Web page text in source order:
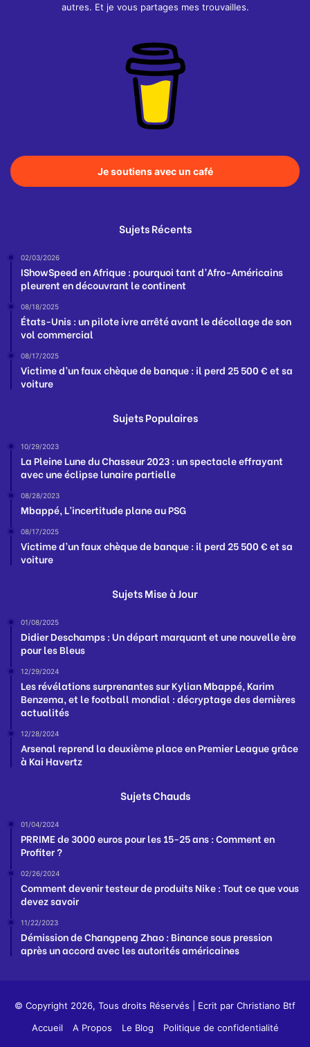
autres. Et je vous partages mes trouvailles.
Je soutiens avec un café
Sujets Récents
02/03/2026
IShowSpeed en Afrique : pourquoi tant d’Afro-Américains
pleurent en découvrant le continent
08/18/2025
États-Unis : un pilote ivre arrêté avant le décollage de son
vol commercial
08/17/2025
Victime d’un faux chèque de banque : il perd 25 500 € et sa
voiture
Sujets Populaires
10/29/2023
La Pleine Lune du Chasseur 2023 : un spectacle effrayant
avec une éclipse lunaire partielle
08/28/2023
Mbappé, L’incertitude plane au PSG
08/17/2025
Victime d’un faux chèque de banque : il perd 25 500 € et sa
voiture
Sujets Mise à Jour
01/08/2025
Didier Deschamps : Un départ marquant et une nouvelle ère
pour les Bleus
12/29/2024
Les révélations surprenantes sur Kylian Mbappé, Karim
Benzema, et le football mondial : décryptage des dernières
actualités
12/28/2024
Arsenal reprend la deuxième place en Premier League grâce
à Kai Havertz
Sujets Chauds
01/04/2024
PRRIME de 3000 euros pour les 15-25 ans : Comment en
Profiter ?
02/26/2024
Comment devenir testeur de produits Nike : Tout ce que vous
devez savoir
11/22/2023
Démission de Changpeng Zhao : Binance sous pression
après un accord avec les autorités américaines
© Copyright 2026, Tous droits Réservés | Ecrit par Christiano Btf
Accueil
A Propos Le Blog Politique de confidentialité